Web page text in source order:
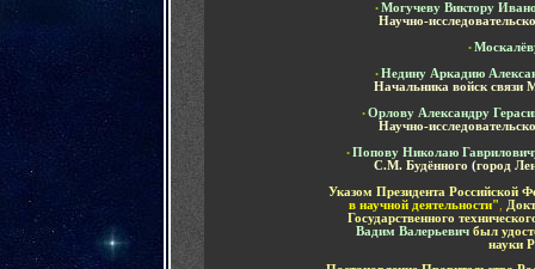
• Могучеву Виктору
Научно-
•
• Недину Аркадию
Начальника войск связи
• Орлову Александру
Научно-
• Попову Николаю
С.М. Будённого (город
Указом Президента Российской
в научной деятельности"
Государственного
Вадим Валерьевич был
науки